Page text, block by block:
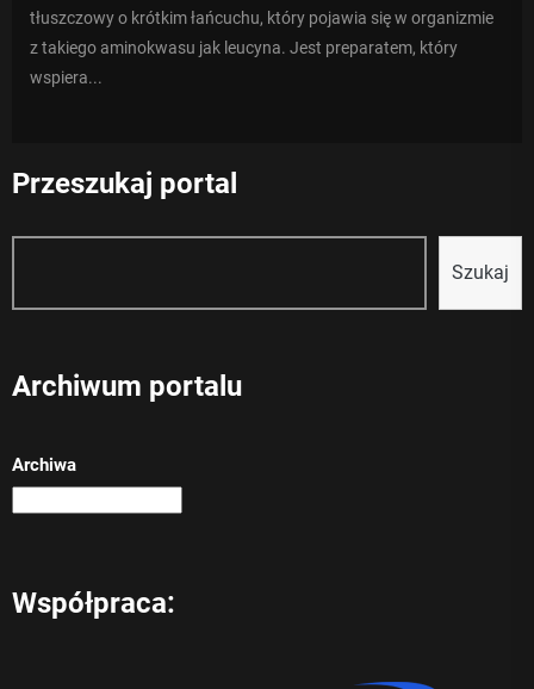
tłuszczowy o krótkim łańcuchu, który pojawia się w organizmie
z takiego aminokwasu jak leucyna. Jest preparatem, który
wspiera...
Przeszukaj portal
Szukaj
Archiwum portalu
Archiwa
Współpraca: